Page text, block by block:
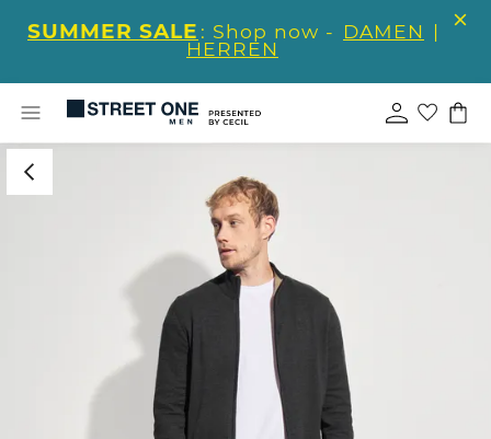
SUMMER SALE : Shop now - DAMEN |
HERREN